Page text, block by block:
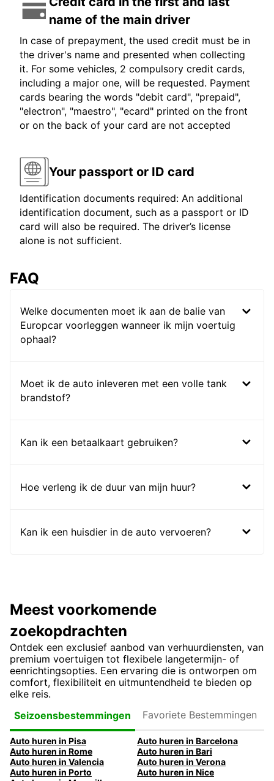
name of the main driver
In case of prepayment, the used credit must be in
the driver's name and presented when collecting
it. For some vehicles, 2 compulsory credit cards,
including a major one, will be requested. Payment
cards bearing the words "debit card", "prepaid",
"electron", "maestro", "ecard" printed on the front
or on the back of your card are not accepted
Your passport or ID card
Identification documents required: An additional
identification document, such as a passport or ID
card will also be required. The driver’s license
alone is not sufficient.
FAQ
Welke documenten moet ik aan de balie van
Europcar voorleggen wanneer ik mijn voertuig
ophaal?
Moet ik de auto inleveren met een volle tank
brandstof?
Kan ik een betaalkaart gebruiken?
Hoe verleng ik de duur van mijn huur?
Kan ik een huisdier in de auto vervoeren?
Meest voorkomende
zoekopdrachten
Ontdek een exclusief aanbod van verhuurdiensten, van
premium voertuigen tot flexibele langetermijn- of
eenrichtingsopties. Een ervaring die is ontworpen om
comfort, flexibiliteit en uitmuntendheid te bieden op
elke reis.
Seizoensbestemmingen
Bestemmingen
Auto huren in Pisa
Auto huren in Barcelona
Auto huren in Rome
Auto huren in Bari
Auto huren in Valencia
Auto huren in Verona
Auto huren in Porto
Auto huren in Nice